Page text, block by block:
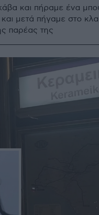
και πήραμε ένα
μετά πήγαμε στο
παρέας της